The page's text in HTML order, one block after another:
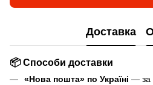
Доставка
📦 Способи доставки
«Нова пошта» по Україні — за